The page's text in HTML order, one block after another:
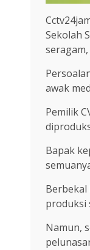
Sekolah
awak
Pemilik
Bapak
produksi
Namun,